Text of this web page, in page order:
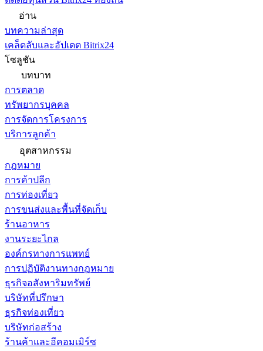
อ่าน
บทความล่าสุด
เคล็ดลับและอัปเดต Bitrix24
โซลูชัน
บทบาท
การตลาด
ทรัพยากรบุคคล
การจัดการโครงการ
บริการลูกค้า
อุตสาหกรรม
กฎหมาย
การค้าปลีก
การท่องเที่ยว
การขนส่งและพื้นที่จัดเก็บ
ร้านอาหาร
งานระยะไกล
องค์กรทางการแพทย์
การปฏิบัติงานทางกฎหมาย
ธุรกิจอสังหาริมทรัพย์
บริษัทที่ปรึกษา
ธุรกิจท่องเที่ยว
บริษัทก่อสร้าง
ร้านค้าและอีคอมเมิร์ซ